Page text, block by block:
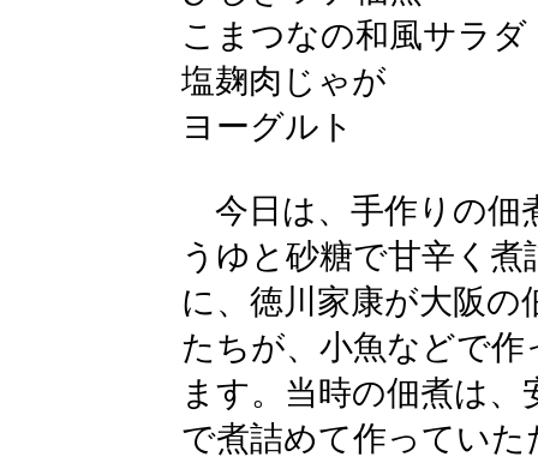
こまつなの和風サラダ
塩麹肉じゃが
ヨーグルト
今日は、手作りの佃
うゆと砂糖で甘辛く
に、徳川家康が大阪
たちが、小魚などで
ます。当時の佃煮は
で煮詰めて作ってい